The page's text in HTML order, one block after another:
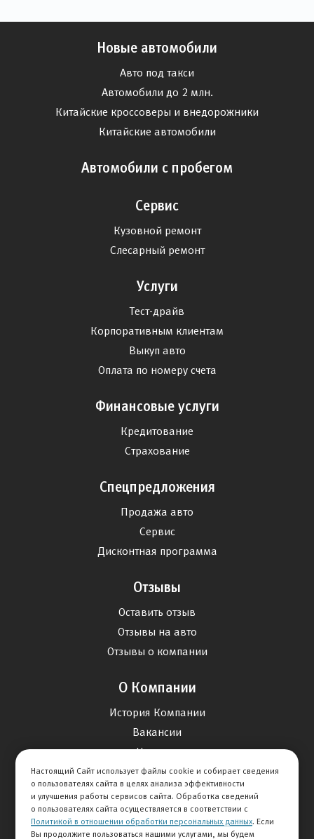
Новые автомобили
Авто под такси
Автомобили до 2 млн.
Китайские кроссоверы и внедорожники
Китайские автомобили
Автомобили с пробегом
Сервис
Кузовной ремонт
Слесарный ремонт
Услуги
Тест-драйв
Корпоративным клиентам
Выкуп авто
Оплата по номеру счета
Финансовые услуги
Кредитование
Страхование
Спецпредложения
Продажа авто
Сервис
Дисконтная программа
Отзывы
Оставить отзыв
Отзывы на авто
Отзывы о компании
О Компании
История Компании
Вакансии
Новости
Карта сайта
Контакты
Настоящий Сайт использует файлы cookie и собирает сведения
о пользователях сайта в целях анализа эффективности
и улучшения работы сервисов сайта. Обработка сведений
о пользователях сайта осуществляется в соответствии с
Политикой в отношении обработки персональных данных. Если
Вы продолжите пользоваться нашими услугами, мы будем